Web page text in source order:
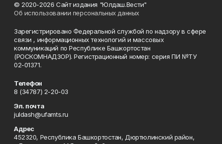
© 2020-2026 Сайт издания "Юлдаш.Вести"
Об использовании персональных данных
Зарегистрировано Федеральной службой по надзору в сфере
связи , информационных технологий и массовых
коммуникаций по Республике Башкортостан
(РОСКОМНАДЗОР). Регистрационный номер: серия ПИ №ТУ
02-01371.
Телефон
8 (34787) 2-20-03
Эл. почта
juldash@ufamts.ru
Адрес
452320, Республика Башкортостан, Дюртюлинский район,